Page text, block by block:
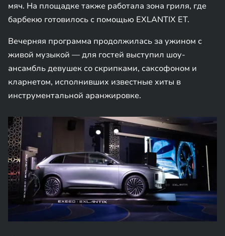
мяч. На площадке также работала зона гриля, где
барбекю готовилось с помощью EXLANTIX ET.
Вечерняя программа продолжилась за ужином с
живой музыкой — для гостей выступил шоу-
ансамбль девушек со скрипками, саксофоном и
кларнетом, исполнивших известные хиты в
инструментальной аранжировке.